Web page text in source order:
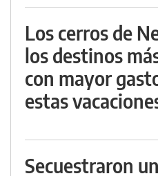
Los cerros de
los destinos
con mayor
estas
Secuestraron